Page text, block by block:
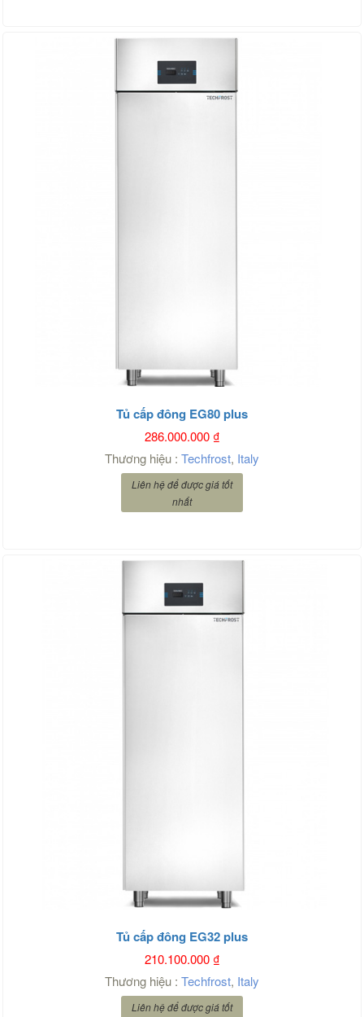
Tủ cấp đông EG80 plus
286.000.000₫
Thương hiệu : Techfrost, Italy
Liên hệ để được giá tốt
nhất
Tủ cấp đông EG32 plus
210.100.000₫
Thương hiệu : Techfrost, Italy
Liên hệ để được giá tốt